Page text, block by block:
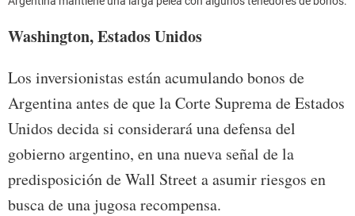
Washington, Estados Unidos
Los inversionistas están acumulando bonos de
Argentina antes de que la Corte Suprema de Estados
Unidos decida si considerará una defensa del
gobierno argentino, en una nueva señal de la
predisposición de Wall Street a asumir riesgos en
busca de una jugosa recompensa.